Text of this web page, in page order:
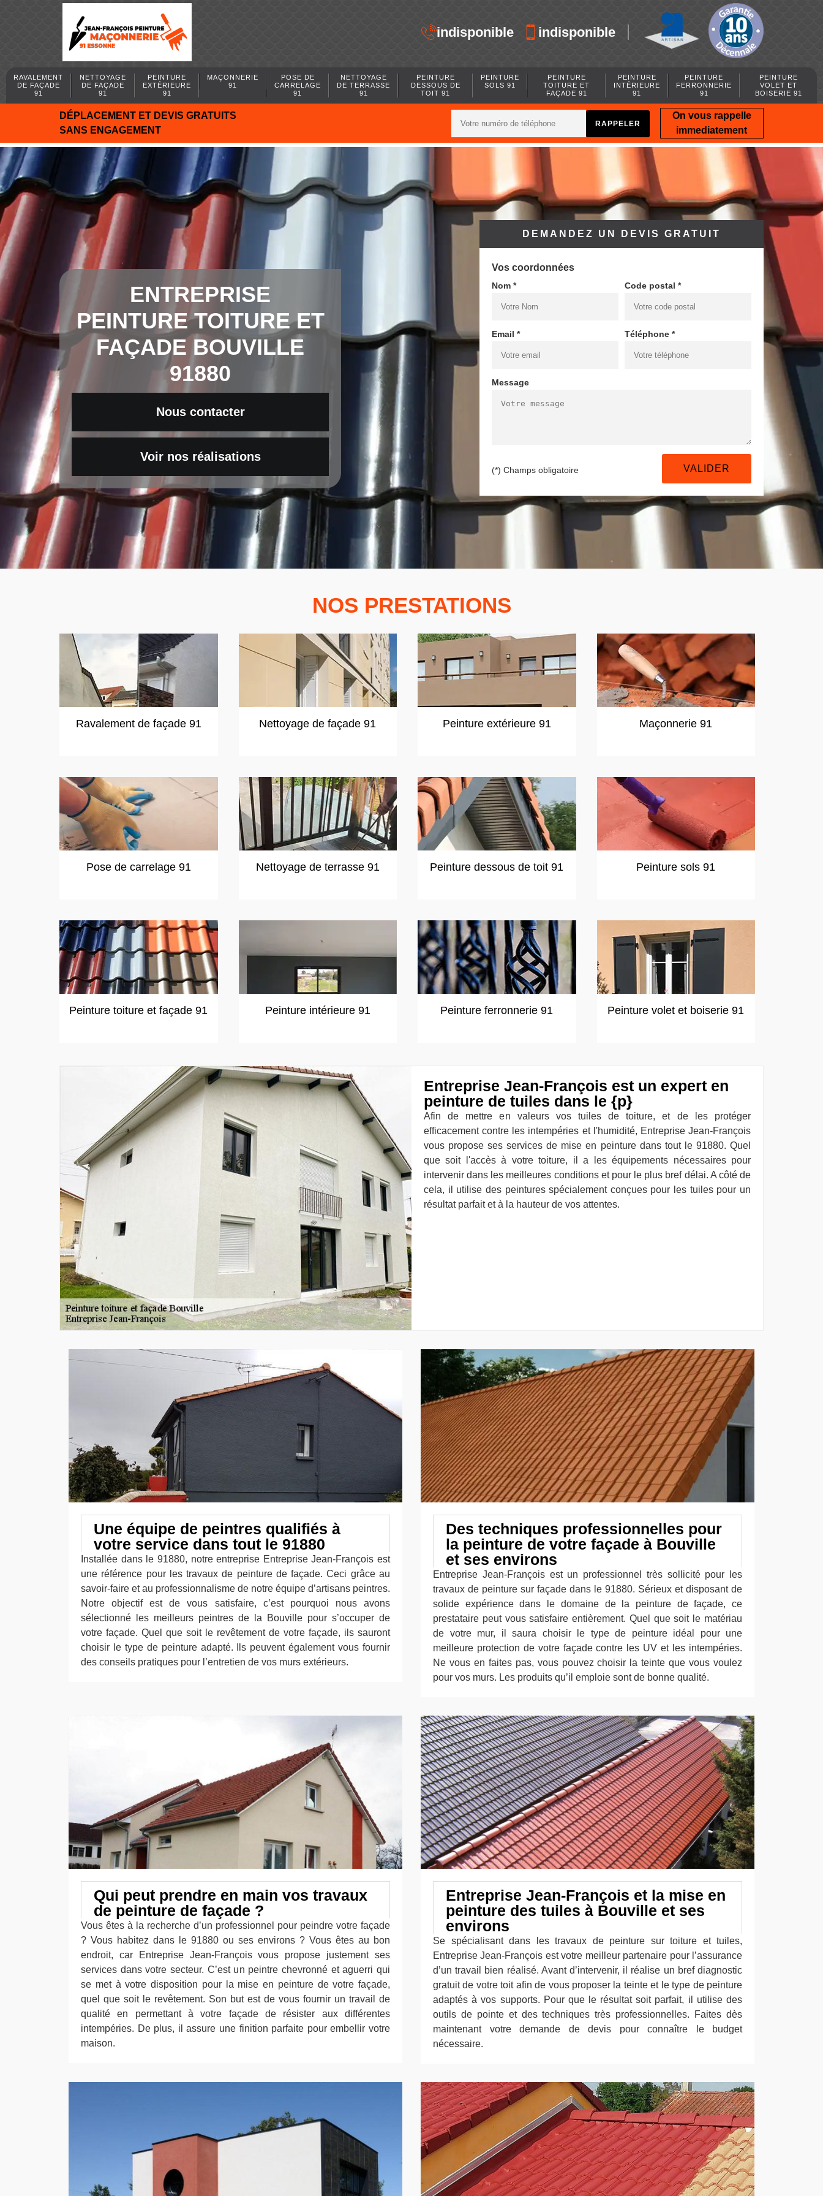
indisponible indisponible
RAVALEMENT
DE FAÇADE
91
NETTOYAGE
DE FAÇADE
91
PEINTURE
EXTÉRIEURE
91
MAÇONNERIE
91
POSE DE
CARRELAGE
91
NETTOYAGE
DE TERRASSE
91
PEINTURE
DESSOUS DE
TOIT 91
PEINTURE
SOLS 91
PEINTURE
TOITURE ET
FAÇADE 91
PEINTURE
INTÉRIEURE
91
PEINTURE
FERRONNERIE
91
PEINTURE
VOLET ET
BOISERIE 91
DÉPLACEMENT ET DEVIS GRATUITS
SANS ENGAGEMENT
On vous rappelle
immediatement
ENTREPRISE
PEINTURE TOITURE ET
FAÇADE BOUVILLE
91880
Nous contacter
Voir nos réalisations
DEMANDEZ UN DEVIS GRATUIT
Vos coordonnées
Nom * Code postal *
Email * Téléphone *
Message
(*) Champs obligatoire
NOS PRESTATIONS
Ravalement de façade 91 Nettoyage de façade 91 Peinture extérieure 91 Maçonnerie 91
Pose de carrelage 91 Nettoyage de terrasse 91 Peinture dessous de toit 91 Peinture sols 91
Peinture toiture et façade 91 Peinture intérieure 91 Peinture ferronnerie 91 Peinture volet et boiserie 91
Entreprise Jean-François est un expert en
peinture de tuiles dans le {p}
Afin de mettre en valeurs vos tuiles de toiture, et de les protéger
efficacement contre les intempéries et l'humidité, Entreprise Jean-François
vous propose ses services de mise en peinture dans tout le 91880. Quel
que soit l'accès à votre toiture, il a les équipements nécessaires pour
intervenir dans les meilleures conditions et pour le plus bref délai. A côté de
cela, il utilise des peintures spécialement conçues pour les tuiles pour un
résultat parfait et à la hauteur de vos attentes.
Une équipe de peintres qualifiés à
votre service dans tout le 91880
Installée dans le 91880, notre entreprise Entreprise Jean-François est
une référence pour les travaux de peinture de façade. Ceci grâce au
savoir-faire et au professionnalisme de notre équipe d’artisans peintres.
Notre objectif est de vous satisfaire, c’est pourquoi nous avons
sélectionné les meilleurs peintres de la Bouville pour s’occuper de
votre façade. Quel que soit le revêtement de votre façade, ils sauront
choisir le type de peinture adapté. Ils peuvent également vous fournir
des conseils pratiques pour l’entretien de vos murs extérieurs.
Des techniques professionnelles pour
la peinture de votre façade à Bouville
et ses environs
Entreprise Jean-François est un professionnel très sollicité pour les
travaux de peinture sur façade dans le 91880. Sérieux et disposant de
solide expérience dans le domaine de la peinture de façade, ce
prestataire peut vous satisfaire entièrement. Quel que soit le matériau
de votre mur, il saura choisir le type de peinture idéal pour une
meilleure protection de votre façade contre les UV et les intempéries.
Ne vous en faites pas, vous pouvez choisir la teinte que vous voulez
pour vos murs. Les produits qu’il emploie sont de bonne qualité.
Qui peut prendre en main vos travaux
de peinture de façade ?
Vous êtes à la recherche d’un professionnel pour peindre votre façade
? Vous habitez dans le 91880 ou ses environs ? Vous êtes au bon
endroit, car Entreprise Jean-François vous propose justement ses
services dans votre secteur. C’est un peintre chevronné et aguerri qui
se met à votre disposition pour la mise en peinture de votre façade,
quel que soit le revêtement. Son but est de vous fournir un travail de
qualité en permettant à votre façade de résister aux différentes
intempéries. De plus, il assure une finition parfaite pour embellir votre
maison.
Entreprise Jean-François et la mise en
peinture des tuiles à Bouville et ses
environs
Se spécialisant dans les travaux de peinture sur toiture et tuiles,
Entreprise Jean-François est votre meilleur partenaire pour l’assurance
d’un travail bien réalisé. Avant d’intervenir, il réalise un bref diagnostic
gratuit de votre toit afin de vous proposer la teinte et le type de peinture
adaptés à vos supports. Pour que le résultat soit parfait, il utilise des
outils de pointe et des techniques très professionnelles. Faites dès
maintenant votre demande de devis pour connaître le budget
nécessaire.